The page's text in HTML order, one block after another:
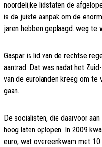
noordelijke lidstaten de
is de juiste aanpak om de
jaren hebben geplaagd, weg te
Gaspar is lid van de rechtse
aantrad. Dat was nadat het
van de eurolanden kreeg om
gaan.
De socialisten, die daarvoor
hoog laten oplopen. In 2009
euro, wat overeenkwam met